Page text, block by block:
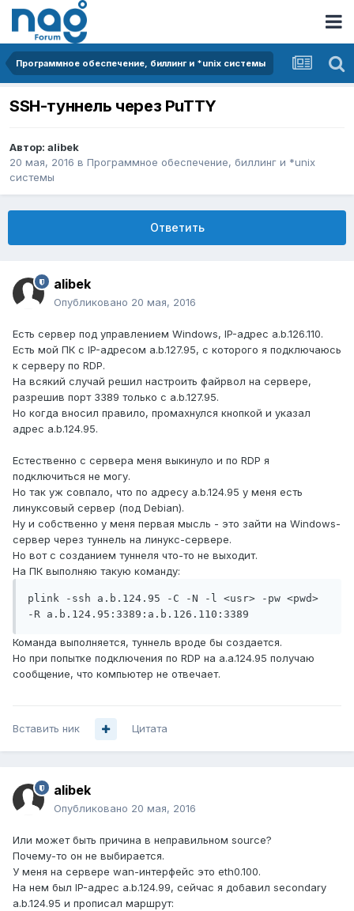
Программное обеспечение, биллинг и *unix системы
SSH-туннель через PuTTY
Автор: alibek
20 мая, 2016 в Программное обеспечение, биллинг и *unix
системы
Ответить
alibek
Опубликовано 20 мая, 2016
Есть сервер под управлением Windows, IP-адрес a.b.126.110.
Есть мой ПК с IP-адресом a.b.127.95, с которого я подключаюсь
к серверу по RDP.
На всякий случай решил настроить файрвол на сервере,
разрешив порт 3389 только с a.b.127.95.
Но когда вносил правило, промахнулся кнопкой и указал
адрес a.b.124.95.
Естественно с сервера меня выкинуло и по RDP я
подключиться не могу.
Но так уж совпало, что по адресу a.b.124.95 у меня есть
линуксовый сервер (под Debian).
Ну и собственно у меня первая мысль - это зайти на Windows-
сервер через туннель на линукс-сервере.
Но вот с созданием туннеля что-то не выходит.
На ПК выполняю такую команду:
plink -ssh a.b.124.95 -C -N -l <usr> -pw <pwd>
-R a.b.124.95:3389:a.b.126.110:3389
Команда выполняется, туннель вроде бы создается.
Но при попытке подключения по RDP на a.a.124.95 получаю
сообщение, что компьютер не отвечает.
Вставить ник Цитата
alibek
Опубликовано 20 мая, 2016
Или может быть причина в неправильном source?
Почему-то он не выбирается.
У меня на сервере wan-интерфейс это eth0.100.
На нем был IP-адрес a.b.124.99, сейчас я добавил secondary
a.b.124.95 и прописал маршрут: